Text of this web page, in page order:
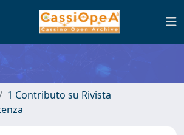
1 Contributo su Rivista